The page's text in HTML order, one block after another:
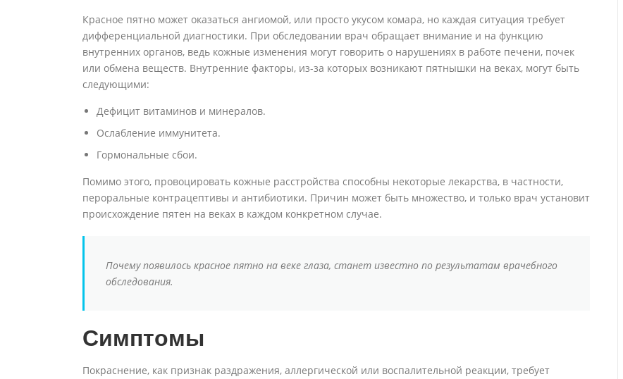
Красное пятно может оказаться ангиомой, или просто укусом комара, но каждая ситуация требует
дифференциальной диагностики. При обследовании врач обращает внимание и на функцию
внутренних органов, ведь кожные изменения могут говорить о нарушениях в работе печени, почек
или обмена веществ. Внутренние факторы, из-за которых возникают пятнышки на веках, могут быть
следующими:
Дефицит витаминов и минералов.
Ослабление иммунитета.
Гормональные сбои.
Помимо этого, провоцировать кожные расстройства способны некоторые лекарства, в частности,
пероральные контрацептивы и антибиотики. Причин может быть множество, и только врач установит
происхождение пятен на веках в каждом конкретном случае.
Почему появилось красное пятно на веке глаза, станет известно по результатам врачебного
обследования.
Симптомы
Покраснение, как признак раздражения, аллергической или воспалительной реакции, требует